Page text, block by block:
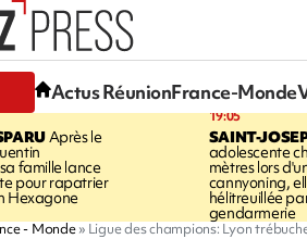
Actus RéunionFrance-Monde
Après le
famille lance
pour rapatrier
Hexagone
19:05
SAINT-
adolescente
mètres lors
cannyoning,
hélitreuillée
gendarmerie
- Monde Ligue des champions: Lyon